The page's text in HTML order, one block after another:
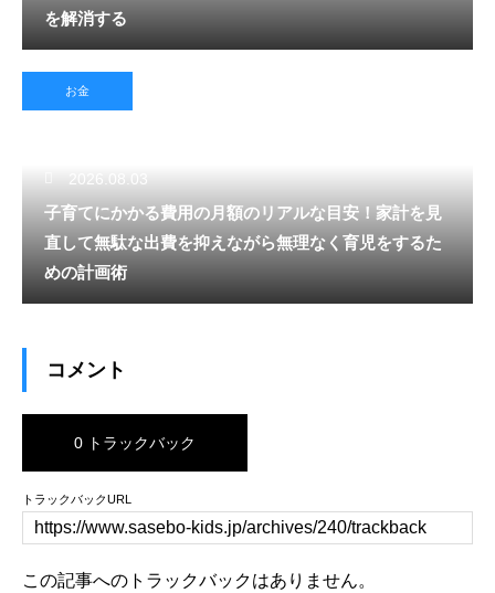
を解消する
お金
2026.08.03
子育てにかかる費用の月額のリアルな目安！家計を見
直して無駄な出費を抑えながら無理なく育児をするた
めの計画術
コメント
0 トラックバック
トラックバックURL
この記事へのトラックバックはありません。